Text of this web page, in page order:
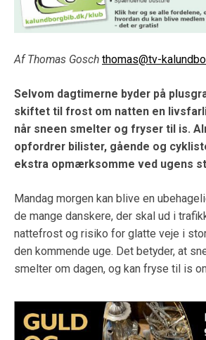
Af Thomas Gosch thomas@tv-
Selvom dagtimerne byder på
skiftet til frost om natten en
når sneen smelter og fryser til is.
opfordrer bilister, gående og
ekstra opmærksomme ved ugens
Mandag morgen kan blive en
de mange danskere, der skal ud i
nattefrost og risiko for glatte veje i
den kommende uge. Det betyder, at
smelter om dagen, og kan fryse til is